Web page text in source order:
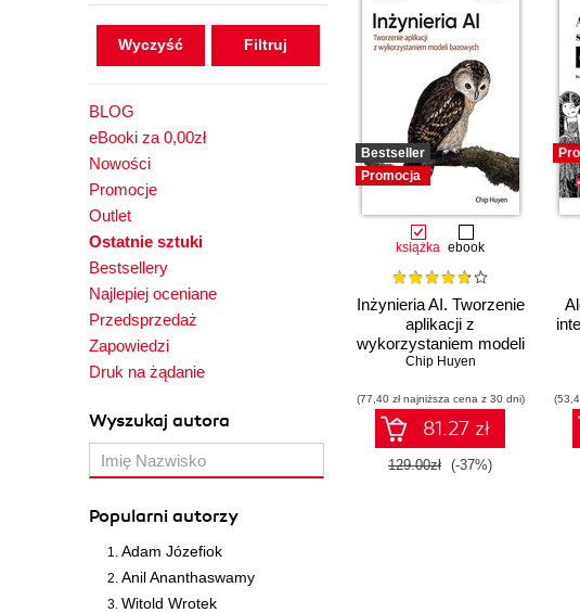
Wyczyść
BLOG
eBooki za 0,00zł
Nowości
Promocje
Outlet
Ostatnie sztuki
Bestsellery
Najlepiej oceniane
Przedsprzedaż
Zapowiedzi
Druk na żądanie
Wyszukaj autora
Popularni autorzy
Adam Józefiok
Anil Ananthaswamy
Witold Wrotek
Bestseller
Promocja
książka ebook
Inżynieria AI. Tworzenie
aplikacji z
wykorzystaniem modeli
bazowych
Chip Huyen
(77,40 zł najniższa cena z 30 dni)
81.27 zł
129.00zł (-37%)